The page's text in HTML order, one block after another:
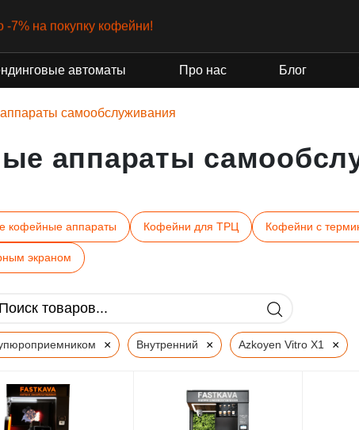
-7% на покупку кофейни!
автоматы Про нас Блог
самообслуживания
аппараты
кофейные аппараты Кофейни для ТРЦ Кофейни с
экраном
× Внутренний × Azkoyen Vitro X1 ×